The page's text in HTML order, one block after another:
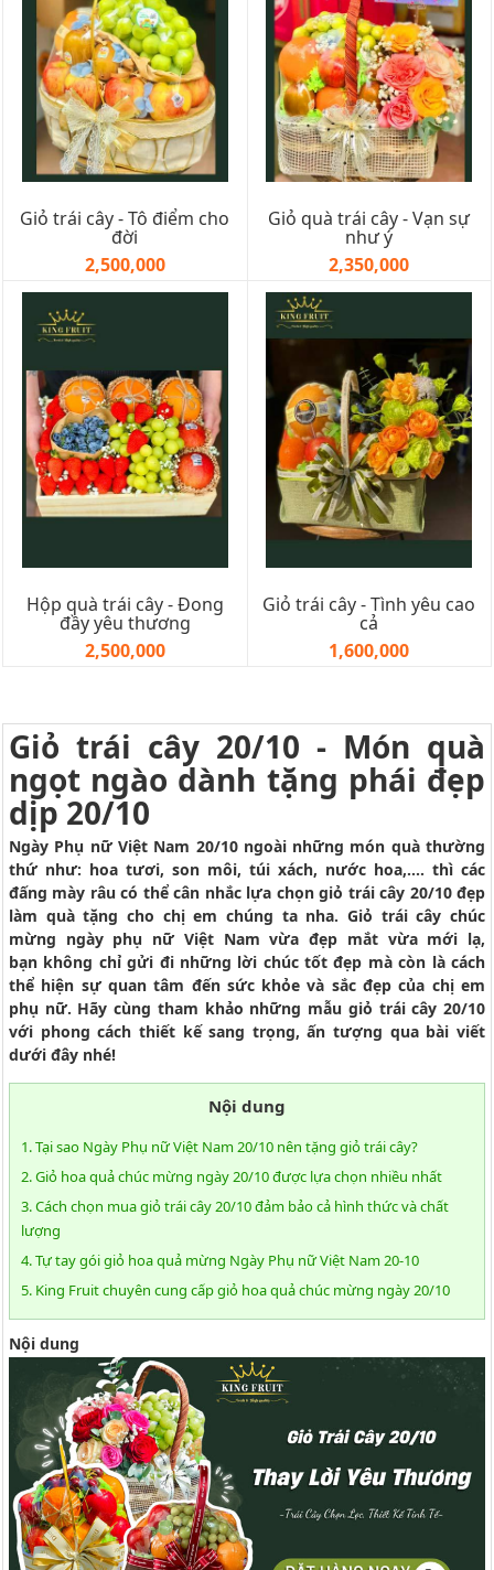
Giỏ trái cây - Tô điểm cho
đời
2,500,000
Giỏ quà trái cây - Vạn sự
như ý
2,350,000
Hộp quà trái cây - Đong
đầy yêu thương
2,500,000
Giỏ trái cây - Tình yêu cao
cả
1,600,000
Giỏ trái cây 20/10 - Món quà
ngọt ngào dành tặng phái đẹp
dịp 20/10
Ngày Phụ nữ Việt Nam 20/10 ngoài những món quà thường
thứ như: hoa tươi, son môi, túi xách, nước hoa,.... thì các
đấng mày râu có thể cân nhắc lựa chọn giỏ trái cây 20/10 đẹp
làm quà tặng cho chị em chúng ta nha. Giỏ trái cây chúc
mừng ngày phụ nữ Việt Nam vừa đẹp mắt vừa mới lạ,
bạn không chỉ gửi đi những lời chúc tốt đẹp mà còn là cách
thể hiện sự quan tâm đến sức khỏe và sắc đẹp của chị em
phụ nữ. Hãy cùng tham khảo những mẫu giỏ trái cây 20/10
với phong cách thiết kế sang trọng, ấn tượng qua bài viết
dưới đây nhé!
Nội dung
1. Tại sao Ngày Phụ nữ Việt Nam 20/10 nên tặng giỏ trái cây?
2. Giỏ hoa quả chúc mừng ngày 20/10 được lựa chọn nhiều nhất
3. Cách chọn mua giỏ trái cây 20/10 đảm bảo cả hình thức và chất
lượng
4. Tự tay gói giỏ hoa quả mừng Ngày Phụ nữ Việt Nam 20-10
5. King Fruit chuyên cung cấp giỏ hoa quả chúc mừng ngày 20/10
Nội dung